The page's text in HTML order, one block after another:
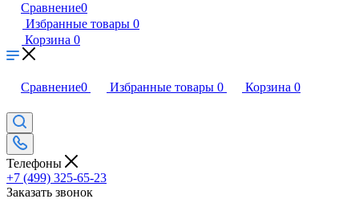
Сравнение0
Избранные товары 0
Корзина 0
Сравнение0 Избранные товары 0 Корзина 0
Телефоны
+7 (499) 325-65-23
Заказать звонок